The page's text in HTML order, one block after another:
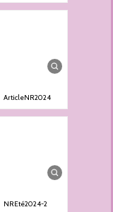
ArticleNR2024
NREté2024-2